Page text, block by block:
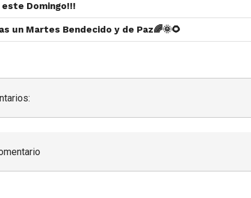
Domingo!!!
un Martes Bendecido y de Paz🌈🌞🌻